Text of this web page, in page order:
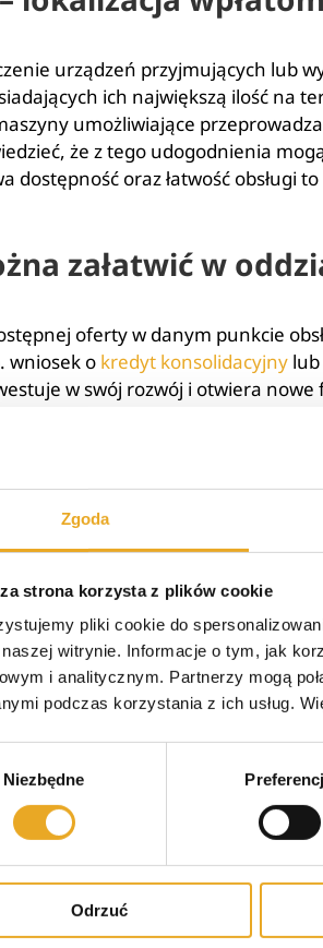
Zgoda
strona korzysta z plików cookie
pliki cookie do
witrynie. Informacje o tym, jak
i analitycznym. Partnerzy mogą
podczas korzystania z ich usług.
Niezbędne
Odrzuć
urządzeń przyjmujących lub
ich największą ilość na
umożliwiające
że z tego udogodnienia
dostępność oraz łatwość obsługi
załatwić w
oferty w danym punkcie
wniosek o kredyt konsolidacyjny
w swój rozwój i otwiera nowe
spraw w każdej placówce
Wpłatomat Pekao we Wrocławiu
czemu możliwe jest realizowanie
– opinie
z usług bankowości stacjonarnej,
znajdujące się na terenie
konta osobistego lub
5/5 - (1